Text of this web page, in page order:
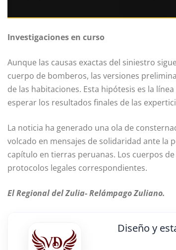
Investigaciones en curso
Aunque las causas exactas del siniestro
cuerpo de bomberos, las versiones
de las habitaciones. Esta hipótesis es la
esperar los resultados finales de las
La noticia ha generado una ola de
volcado en mensajes de solidaridad ante la
capítulo en tierras peruanas. Los cuerpos
protocolos legales correspondientes.
El Regional del Zulia- Relámpago Zuliano.
Diseño y